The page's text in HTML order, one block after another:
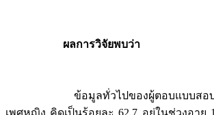
ผลการวิจัยพบว่า
ข้อมูลทั่วไปของผู้ตอบแบบสอบถา